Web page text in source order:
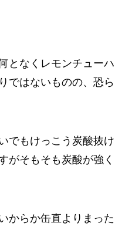
となくレモンチューハ
ではないものの、恐ら
でもけっこう炭酸抜け
がそもそも炭酸が強く
からか缶直よりまった